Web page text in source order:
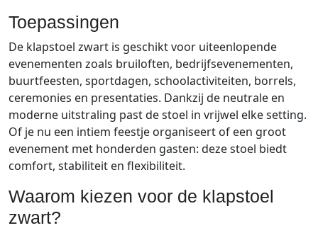
Toepassingen
De klapstoel zwart is geschiktvoor uiteenlopende
evenementen zoals bruiloften, bedrijfsevenementen,
buurtfeesten, sportdagen, schoolactiviteiten, borrels,
ceremonies en presentaties. Dankzij de neutrale en
moderne uitstraling pastdestoel in vrijwel elkesetting.
Of je nu een intiem feestje organiseert of een groot
evenement met honderden gasten: dezestoel biedt
comfort, stabiliteit en flexibiliteit.
Waarom kiezen voor de klapstoel
zwart?